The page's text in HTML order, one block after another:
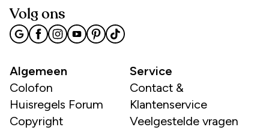
Volg ons
Algemeen
Colofon
Huisregels Forum
Copyright
Service
Contact &
Klantenservice
Veelgestelde vragen